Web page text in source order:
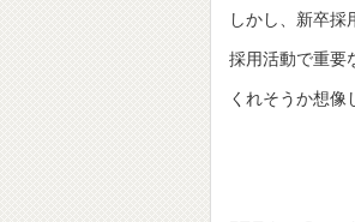
しかし、新卒採
採用活動で重要
くれそうか想像